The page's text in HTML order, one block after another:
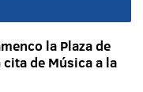
la Plaza de
de Música a la